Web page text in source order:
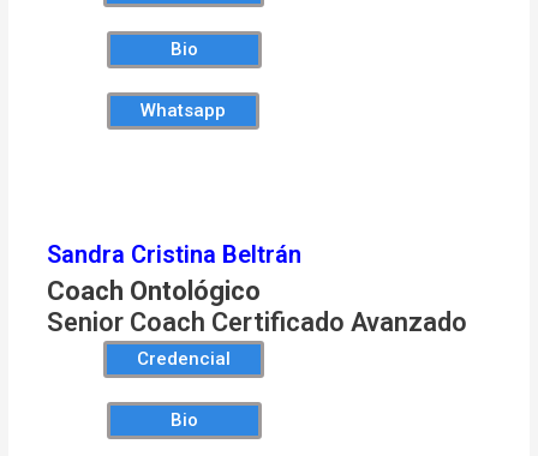
Bio
Whatsapp
Sandra Cristina Beltrán
Coach Ontológico
Senior Coach Certificado Avanzado
Credencial
Bio